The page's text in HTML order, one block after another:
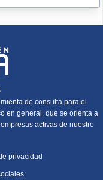
de consulta para el
en general, que se orienta a
activas de nuestro
privacidad